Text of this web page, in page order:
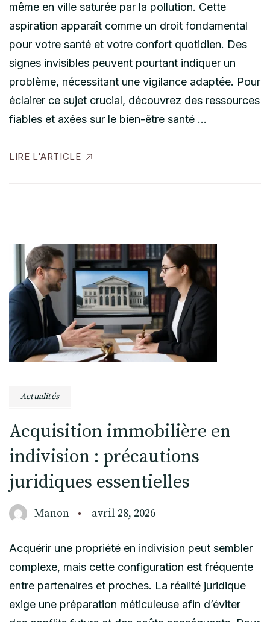
même en ville saturée par la pollution. Cette
aspiration apparaît comme un droit fondamental
pour votre santé et votre confort quotidien. Des
signes invisibles peuvent pourtant indiquer un
problème, nécessitant une vigilance adaptée. Pour
éclairer ce sujet crucial, découvrez des ressources
fiables et axées sur le bien-être santé …
LIRE L'ARTICLE
Actualités
Acquisition immobilière en
indivision : précautions
juridiques essentielles
Manon avril 28, 2026
Acquérir une propriété en indivision peut sembler
complexe, mais cette configuration est fréquente
entre partenaires et proches. La réalité juridique
exige une préparation méticuleuse afin d’éviter